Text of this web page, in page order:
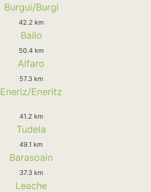
Burgui/Burgi
42.2 km
Bailo
50.4 km
Alfaro
57.3 km
Eneriz/Eneritz
41.2 km
Tudela
49.1 km
Barasoain
37.3 km
Leache